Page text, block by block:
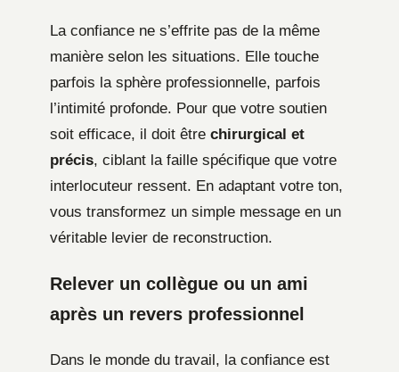
La confiance ne s’effrite pas de la même
manière selon les situations. Elle touche
parfois la sphère professionnelle, parfois
l’intimité profonde. Pour que votre soutien
soit efficace, il doit être chirurgical et
précis, ciblant la faille spécifique que votre
interlocuteur ressent. En adaptant votre ton,
vous transformez un simple message en un
véritable levier de reconstruction.
Relever un collègue ou un ami
après un revers professionnel
Dans le monde du travail, la confiance est